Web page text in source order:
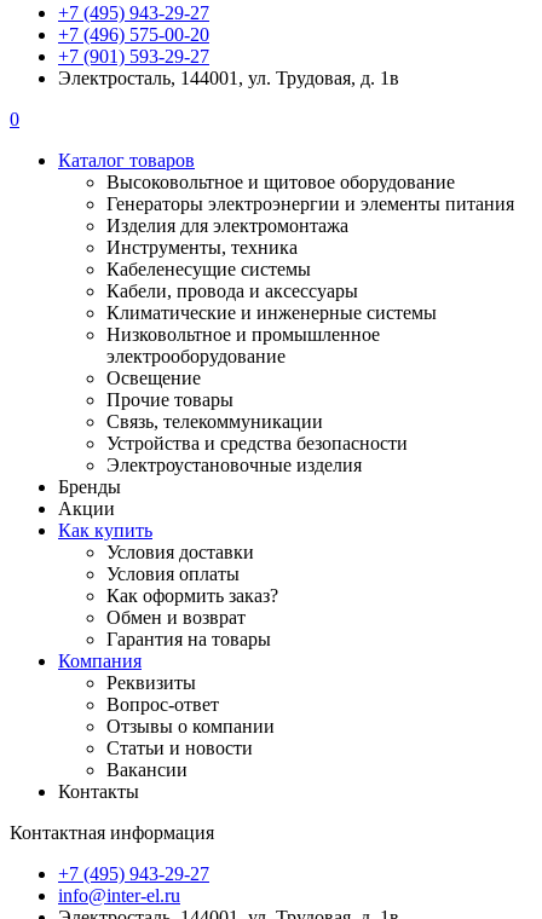
+7 (495) 943-29-27
+7 (496) 575-00-20
+7 (901) 593-29-27
Электросталь, 144001, ул. Трудовая, д. 1в
0
Каталог товаров
Высоковольтное и щитовое оборудование
Генераторы электроэнергии и элементы питания
Изделия для электромонтажа
Инструменты, техника
Кабеленесущие системы
Кабели, провода и аксессуары
Климатические и инженерные системы
Низковольтное и промышленное
электрооборудование
Освещение
Прочие товары
Связь, телекоммуникации
Устройства и средства безопасности
Электроустановочные изделия
Бренды
Акции
Как купить
Условия доставки
Условия оплаты
Как оформить заказ?
Обмен и возврат
Гарантия на товары
Компания
Реквизиты
Вопрос-ответ
Отзывы о компании
Статьи и новости
Вакансии
Контакты
Контактная информация
+7 (495) 943-29-27
info@inter-el.ru